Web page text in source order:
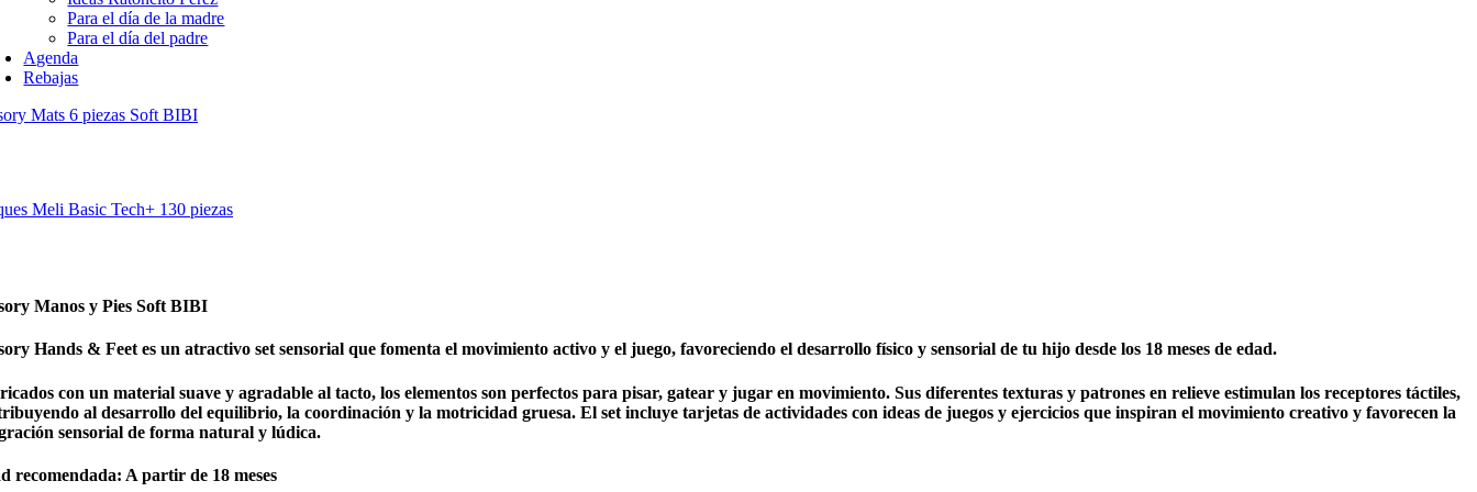
Para el día de la madre
Para el día del padre
Agenda
Rebajas
Mats 6 piezas Soft BIBI
Meli Basic Tech+ 130 piezas
Manos y Pies Soft BIBI
Hands & Feet es un atractivo set sensorial que fomenta el movimiento activo y el juego, favoreciendo el desarrollo físico y sensorial de tu hijo desde los 18 meses de edad.
con un material suave y agradable al tacto, los elementos son perfectos para pisar, gatear y jugar en movimiento. Sus diferentes texturas y patrones en relieve estimulan los receptores táctiles,
al desarrollo del equilibrio, la coordinación y la motricidad gruesa. El set incluye tarjetas de actividades con ideas de juegos y ejercicios que inspiran el movimiento creativo y favorecen la
sensorial de forma natural y lúdica.
recomendada: A partir de 18 meses